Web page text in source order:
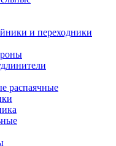
и переходники
распаячные